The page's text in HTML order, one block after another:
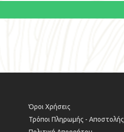
Όροι Χρήσεις
Τρόποι Πληρωμής - Αποστολής